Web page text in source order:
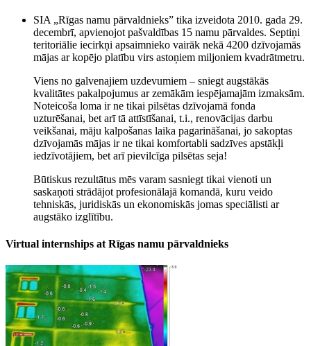
SIA „Rīgas namu pārvaldnieks” tika izveidota 2010. gada 29.
decembrī, apvienojot pašvaldības 15 namu pārvaldes. Septiņi
teritoriālie iecirkņi apsaimnieko vairāk nekā 4200 dzīvojamās
mājas ar kopējo platību virs astoņiem miljoniem kvadrātmetru.
Viens no galvenajiem uzdevumiem – sniegt augstākās
kvalitātes pakalpojumus ar zemākām iespējamajām izmaksām.
Noteicoša loma ir ne tikai pilsētas dzīvojamā fonda
uzturēšanai, bet arī tā attīstīšanai, t.i., renovācijas darbu
veikšanai, māju kalpošanas laika pagarināšanai, jo sakoptas
dzīvojamās mājas ir ne tikai komfortabli sadzīves apstākļi
iedzīvotājiem, bet arī pievilcīga pilsētas seja!
Būtiskus rezultātus mēs varam sasniegt tikai vienoti un
saskaņoti strādājot profesionālajā komandā, kuru veido
tehniskās, juridiskās un ekonomiskās jomas speciālisti ar
augstāko izglītību.
Virtual internships at Rīgas namu pārvaldnieks